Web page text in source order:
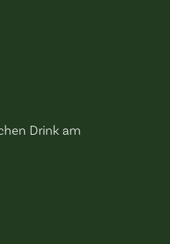
Drink am